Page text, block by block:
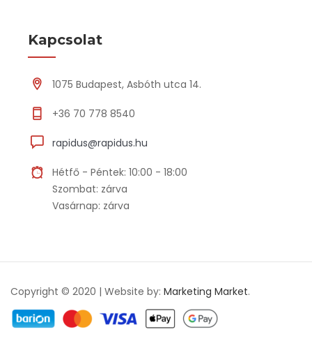
Kapcsolat
1075 Budapest, Asbóth utca 14.
+36 70 778 8540
rapidus@rapidus.hu
Hétfő - Péntek: 10:00 - 18:00
Szombat: zárva
Vasárnap: zárva
Copyright © 2020 | Website by: Marketing Market.